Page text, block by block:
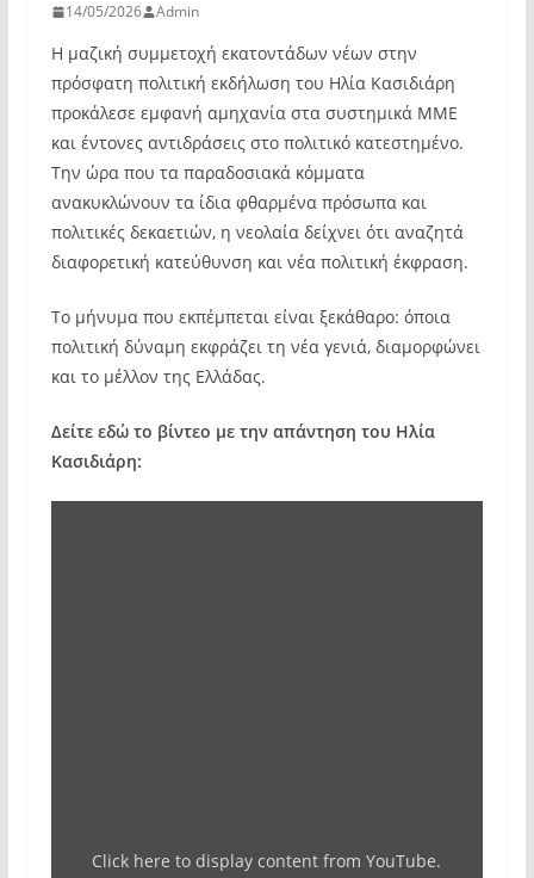
14/05/2026 Admin
Η μαζική συμμετοχή εκατοντάδων νέων στην
πρόσφατη πολιτική εκδήλωση του Ηλία Κασιδιάρη
προκάλεσε εμφανή αμηχανία στα συστημικά ΜΜΕ
και έντονες αντιδράσεις στο πολιτικό κατεστημένο.
Την ώρα που τα παραδοσιακά κόμματα
ανακυκλώνουν τα ίδια φθαρμένα πρόσωπα και
πολιτικές δεκαετιών, η νεολαία δείχνει ότι αναζητά
διαφορετική κατεύθυνση και νέα πολιτική έκφραση.
Το μήνυμα που εκπέμπεται είναι ξεκάθαρο: όποια
πολιτική δύναμη εκφράζει τη νέα γενιά, διαμορφώνει
και το μέλλον της Ελλάδας.
Δείτε εδώ το βίντεο με την απάντηση του Ηλία
Κασιδιάρη:
Click here to display content from YouTube.